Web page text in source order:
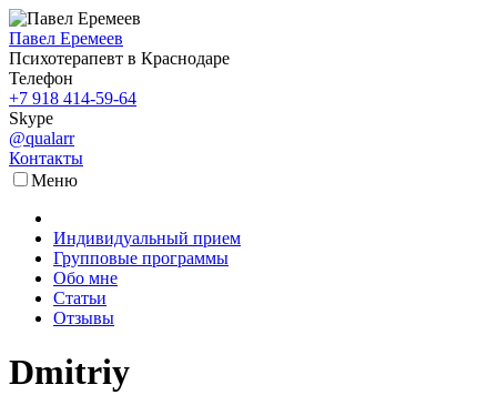
Павел Еремеев
Психотерапевт в Краснодаре
Телефон
+7 918 414-59-64
Skype
@qualarr
Контакты
Меню
Индивидуальный прием
Групповые программы
Обо мне
Статьи
Отзывы
Dmitriy